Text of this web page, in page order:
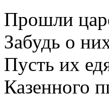
Прошли
Забудь о
Пусть их
Казенного